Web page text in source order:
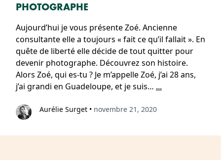
PHOTOGRAPHE
Aujourd’hui je vous présente Zoé. Ancienne
consultante elle a toujours « fait ce qu’il fallait ». En
quête de liberté elle décide de tout quitter pour
devenir photographe. Découvrez son histoire.
Alors Zoé, qui es-tu ? Je m’appelle Zoé, j’ai 28 ans,
j’ai grandi en Guadeloupe, et je suis… ...
Aurélie Surget • novembre 21, 2020